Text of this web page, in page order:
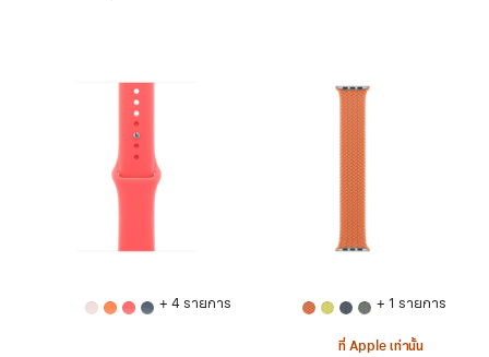
+ 4 รายการ + 1 รายการ
ที่ Apple เท่านั้น